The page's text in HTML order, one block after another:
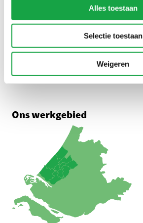
Alles toestaan
Selectie toestaan
Weigeren
Adres
2596 AW Den Haag
Route met Google Maps
Ons werkgebied